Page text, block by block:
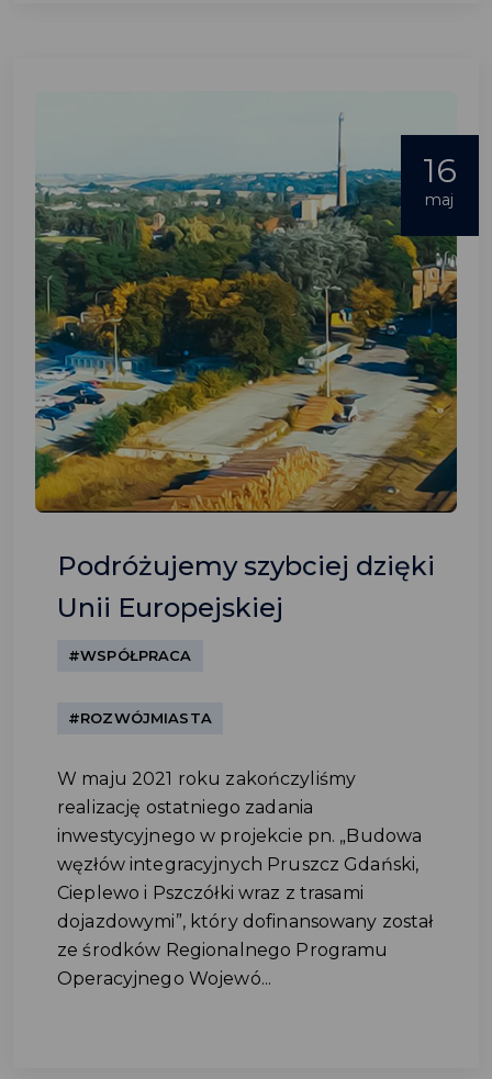
16
maj
Podróżujemy szybciej dzięki
Unii Europejskiej
#WSPÓŁPRACA
#ROZWÓJMIASTA
W maju 2021 roku zakończyliśmy
realizację ostatniego zadania
inwestycyjnego w projekcie pn. „Budowa
węzłów integracyjnych Pruszcz Gdański,
Cieplewo i Pszczółki wraz z trasami
dojazdowymi”, który dofinansowany został
ze środków Regionalnego Programu
Operacyjnego Wojewó...